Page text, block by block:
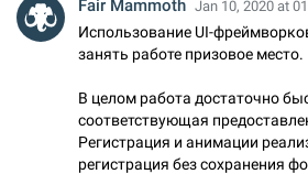
Fair Mammoth Jan 10, 2020 at
Использование UI-
занять работе призовое место.
В целом работа достаточно
соответствующая
Регистрация и анимации
регистрация без сохранения